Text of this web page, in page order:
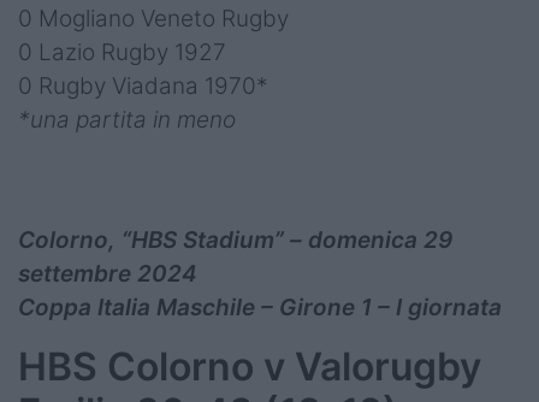
0 Mogliano Veneto Rugby
0 Lazio Rugby 1927
0 Rugby Viadana 1970*
*una partita in meno
Colorno, “HBS Stadium” – domenica 29
settembre 2024
Coppa Italia Maschile – Girone 1 – I giornata
HBS Colorno v Valorugby